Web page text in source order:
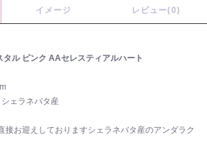
イメージ レビュー(0)
タル ピンク AAセレスティアルハート
ェラネバタ産
接お迎えしておりますシェラネバタ産のアンダラク